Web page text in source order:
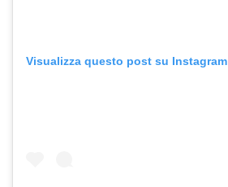
Visualizza questo post su Instagram